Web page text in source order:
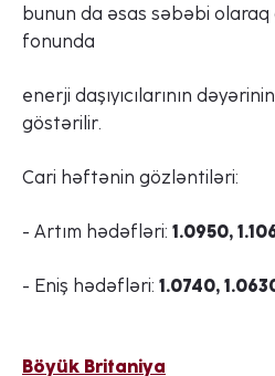
bunun da əsas səbəbi olaraq
fonunda
enerji daşıyıcılarının
göstərilir.
Cari həftənin gözləntiləri:
- Artım hədəfləri: 1.0950,
- Eniş hədəfləri: 1.0740,
Böyük Britaniya